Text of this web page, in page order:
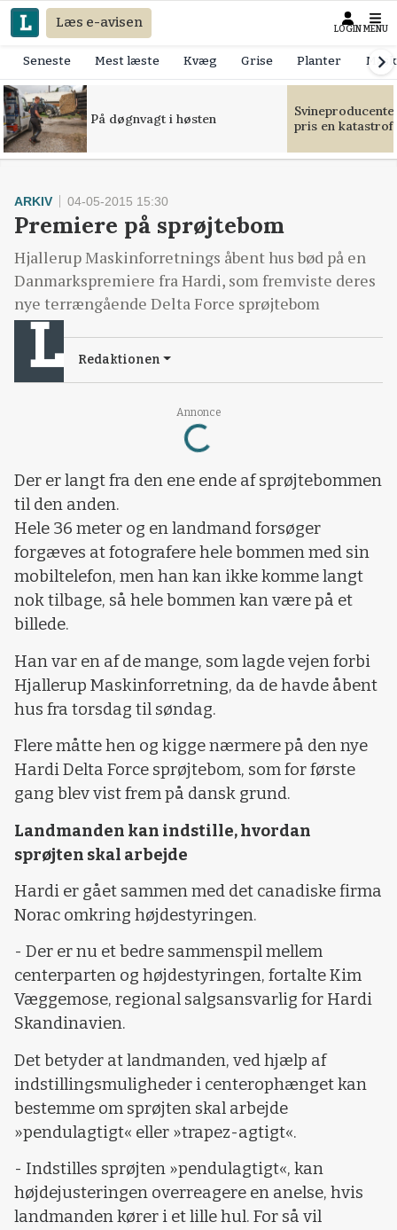
Læs e-avisen LOGIN MENU
Seneste Mest læste Kvæg Grise Planter
På døgnvagt i høsten
pris en
Annonce
Loading...
ARKIV 04-05-2015 15:30
Premiere på sprøjtebom
Hjallerup Maskinforretnings åbent hus bød på en
Danmarkspremiere fra Hardi, som fremviste deres
nye terrængående Delta Force sprøjtebom
Redaktionen
Der er langt fra den ene ende af sprøjtebommen
til den anden.
Hele 36 meter og en landmand forsøger
forgæves at fotografere hele bommen med sin
mobiltelefon, men han kan ikke komme langt
nok tilbage, så hele bommen kan være på et
billede.
Han var en af de mange, som lagde vejen forbi
Hjallerup Maskinforretning, da de havde åbent
hus fra torsdag til søndag.
Flere måtte hen og kigge nærmere på den nye
Hardi Delta Force sprøjtebom, som for første
gang blev vist frem på dansk grund.
Landmanden kan indstille, hvordan
sprøjten skal arbejde
Hardi er gået sammen med det canadiske firma
Norac omkring højdestyringen.
- Der er nu et bedre sammenspil mellem
centerparten og højdestyringen, fortalte Kim
Væggemose, regional salgsansvarlig for Hardi
Skandinavien.
Det betyder at landmanden, ved hjælp af
indstillingsmuligheder i centerophænget kan
bestemme om sprøjten skal arbejde
»pendulagtigt« eller »trapez-agtigt«.
- Indstilles sprøjten »pendulagtigt«, kan
højdejusteringen overreagere en anelse, hvis
landmanden kører i et lille hul. For så vil